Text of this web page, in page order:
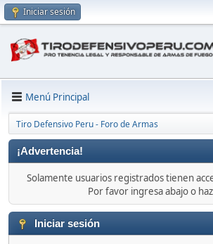
Iniciar sesión
Menú Principal
Tiro Defensivo Peru - Foro de Armas
¡Advertencia!
Solamente usuarios registrados tienen
Por favor ingresa abajo o
Iniciar sesión